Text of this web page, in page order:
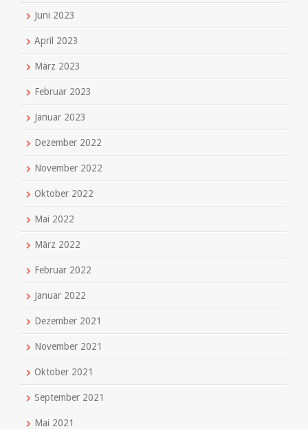
Juni 2023
April 2023
März 2023
Februar 2023
Januar 2023
Dezember 2022
November 2022
Oktober 2022
Mai 2022
März 2022
Februar 2022
Januar 2022
Dezember 2021
November 2021
Oktober 2021
September 2021
Mai 2021